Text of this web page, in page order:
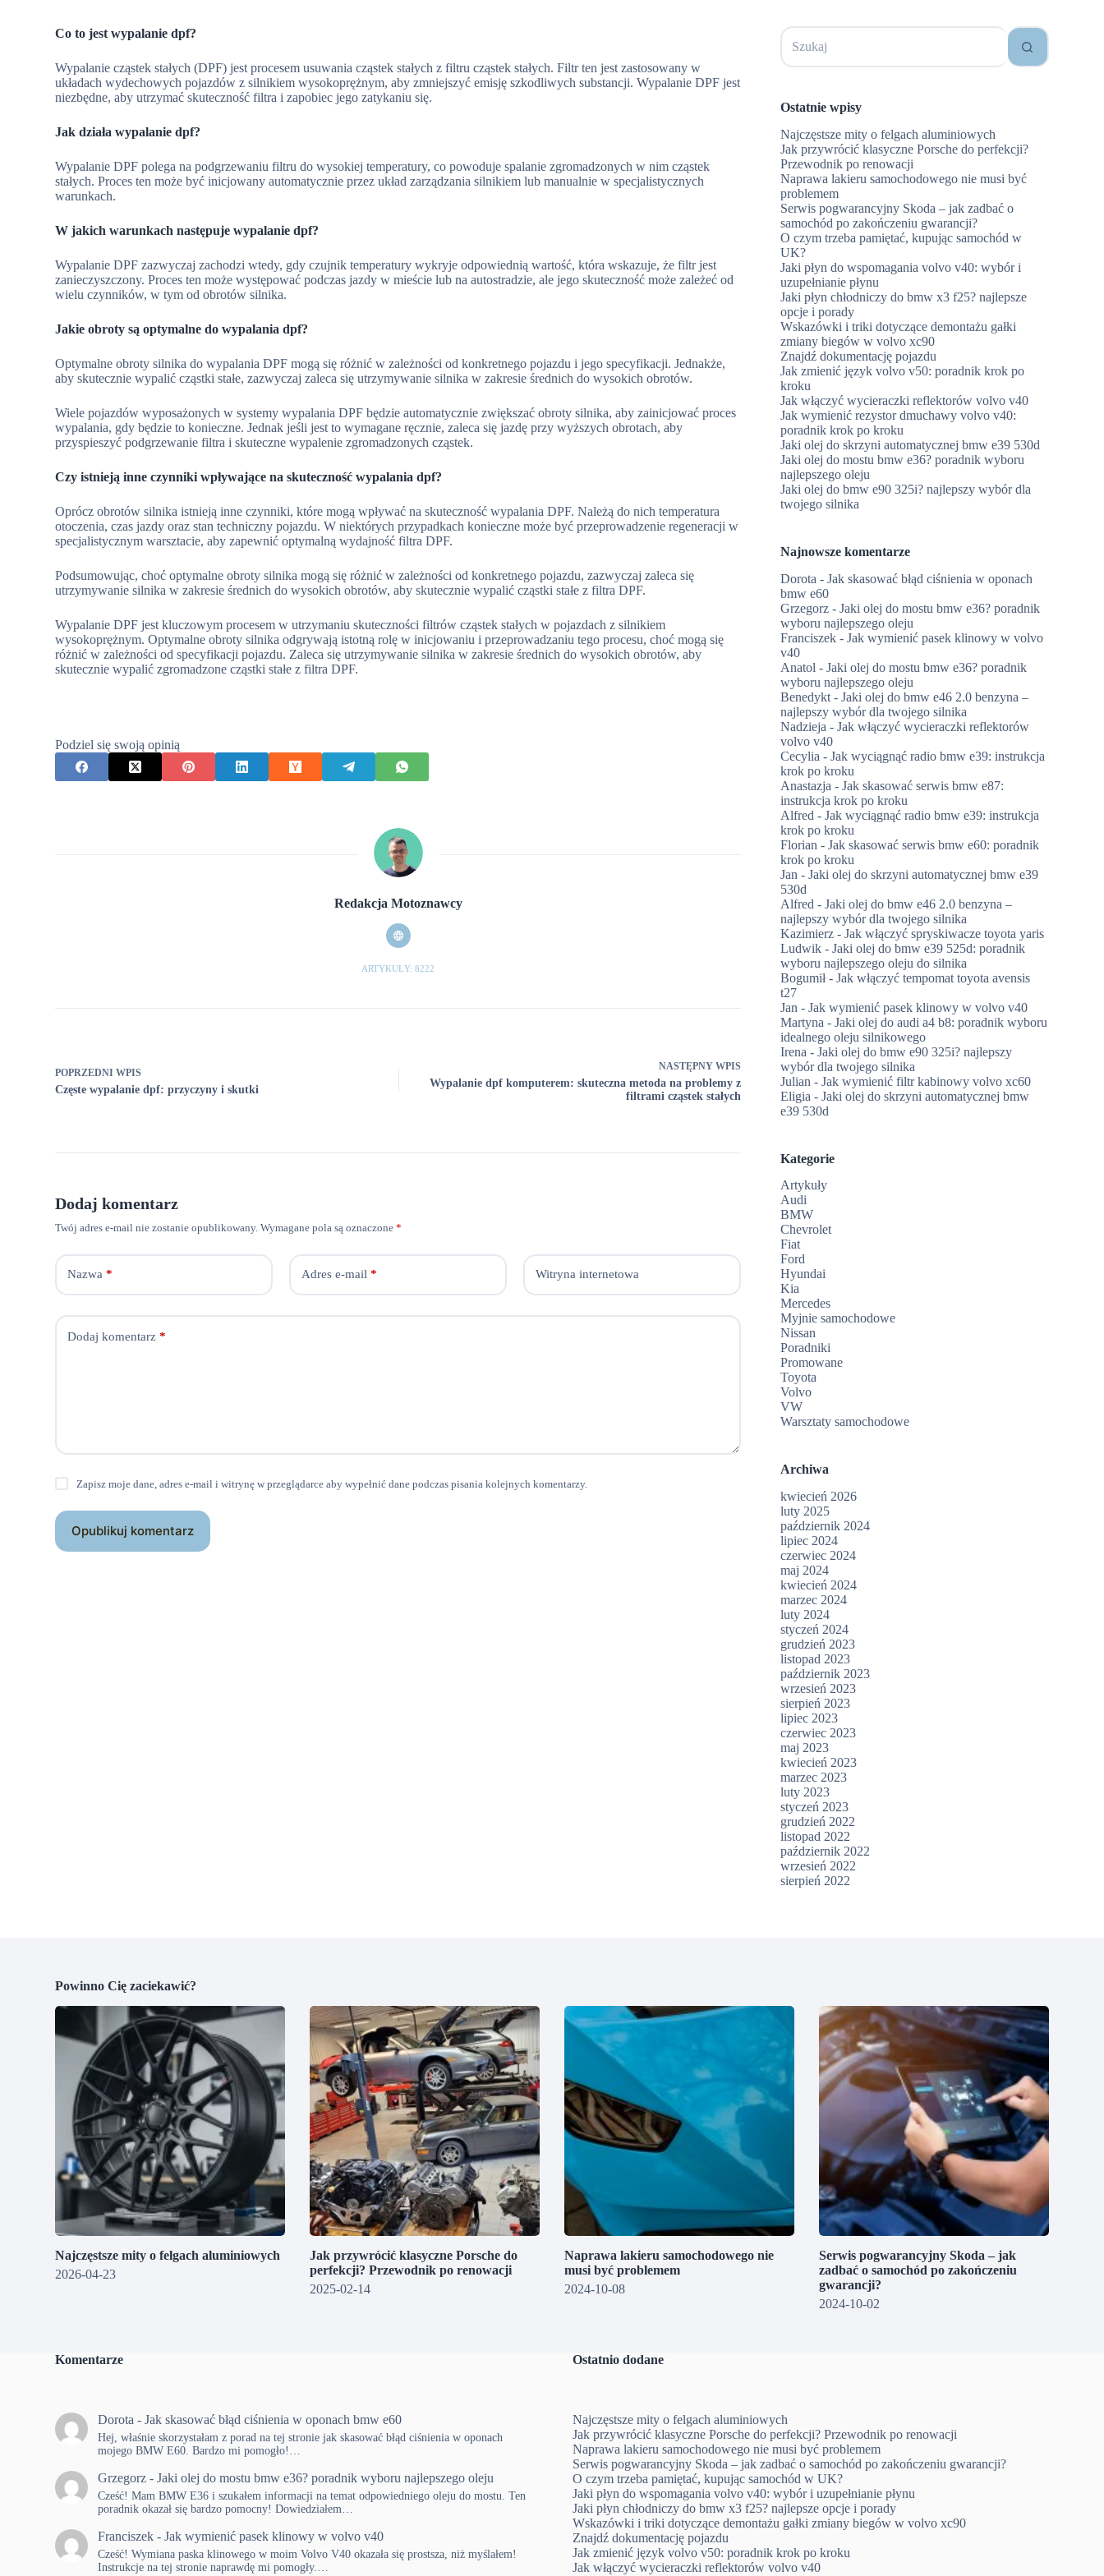
Co to jest wypalanie dpf?
Wypalanie cząstek stałych (DPF) jest procesem usuwania cząstek stałych z filtru cząstek stałych. Filtr ten jest zastosowany w
układach wydechowych pojazdów z silnikiem wysokoprężnym, aby zmniejszyć emisję szkodliwych substancji. Wypalanie DPF jest
niezbędne, aby utrzymać skuteczność filtra i zapobiec jego zatykaniu się.
Jak działa wypalanie dpf?
Wypalanie DPF polega na podgrzewaniu filtru do wysokiej temperatury, co powoduje spalanie zgromadzonych w nim cząstek
stałych. Proces ten może być inicjowany automatycznie przez układ zarządzania silnikiem lub manualnie w specjalistycznych
warunkach.
W jakich warunkach następuje wypalanie dpf?
Wypalanie DPF zazwyczaj zachodzi wtedy, gdy czujnik temperatury wykryje odpowiednią wartość, która wskazuje, że filtr jest
zanieczyszczony. Proces ten może występować podczas jazdy w mieście lub na autostradzie, ale jego skuteczność może zależeć od
wielu czynników, w tym od obrotów silnika.
Jakie obroty są optymalne do wypalania dpf?
Optymalne obroty silnika do wypalania DPF mogą się różnić w zależności od konkretnego pojazdu i jego specyfikacji. Jednakże,
aby skutecznie wypalić cząstki stałe, zazwyczaj zaleca się utrzymywanie silnika w zakresie średnich do wysokich obrotów.
Wiele pojazdów wyposażonych w systemy wypalania DPF będzie automatycznie zwiększać obroty silnika, aby zainicjować proces
wypalania, gdy będzie to konieczne. Jednak jeśli jest to wymagane ręcznie, zaleca się jazdę przy wyższych obrotach, aby
przyspieszyć podgrzewanie filtra i skuteczne wypalenie zgromadzonych cząstek.
Czy istnieją inne czynniki wpływające na skuteczność wypalania dpf?
Oprócz obrotów silnika istnieją inne czynniki, które mogą wpływać na skuteczność wypalania DPF. Należą do nich temperatura
otoczenia, czas jazdy oraz stan techniczny pojazdu. W niektórych przypadkach konieczne może być przeprowadzenie regeneracji w
specjalistycznym warsztacie, aby zapewnić optymalną wydajność filtra DPF.
Podsumowując, choć optymalne obroty silnika mogą się różnić w zależności od konkretnego pojazdu, zazwyczaj zaleca się
utrzymywanie silnika w zakresie średnich do wysokich obrotów, aby skutecznie wypalić cząstki stałe z filtra DPF.
Wypalanie DPF jest kluczowym procesem w utrzymaniu skuteczności filtrów cząstek stałych w pojazdach z silnikiem
wysokoprężnym. Optymalne obroty silnika odgrywają istotną rolę w inicjowaniu i przeprowadzaniu tego procesu, choć mogą się
różnić w zależności od specyfikacji pojazdu. Zaleca się utrzymywanie silnika w zakresie średnich do wysokich obrotów, aby
skutecznie wypalić zgromadzone cząstki stałe z filtra DPF.
Podziel się swoją opinią
Redakcja Motoznawcy
ARTYKUŁY: 8222
POPRZEDNIWPIS
Częste wypalanie dpf: przyczyny i skutki
NASTĘPNY WPIS
Wypalanie dpf komputerem: skuteczna metoda na problemy z
filtrami cząstek stałych
Dodaj komentarz
Twój adres e-mail nie zostanie opublikowany. Wymagane pola są oznaczone*
Nazwa * Adres e-mail * Witryna internetowa
Dodaj komentarz *
Zapisz moje dane, adres e-mail i witrynę w przeglądarce aby wypełnić dane podczas pisania kolejnych komentarzy.
Opublikuj komentarz
Brak
wyników
Ostatnie wpisy
Najczęstsze mity o felgach aluminiowych
Jak przywrócić klasyczne Porsche do perfekcji?
Przewodnik po renowacji
Naprawa lakieru samochodowego nie musi być
problemem
Serwis pogwarancyjny Skoda – jak zadbać o
samochód po zakończeniu gwarancji?
O czym trzeba pamiętać, kupując samochód w
UK?
Jaki płyn do wspomagania volvo v40: wybór i
uzupełnianie płynu
Jaki płyn chłodniczy do bmw x3 f25? najlepsze
opcje i porady
Wskazówki i triki dotyczące demontażu gałki
zmiany biegów w volvo xc90
Znajdź dokumentację pojazdu
Jak zmienić język volvo v50: poradnik krok po
kroku
Jak włączyć wycieraczki reflektorów volvo v40
Jak wymienić rezystor dmuchawy volvo v40:
poradnik krok po kroku
Jaki olej do skrzyni automatycznej bmw e39 530d
Jaki olej do mostu bmw e36? poradnik wyboru
najlepszego oleju
Jaki olej do bmw e90 325i? najlepszy wybór dla
twojego silnika
Najnowsze komentarze
Dorota -Jak skasować błąd ciśnienia w oponach
bmw e60
Grzegorz -Jaki olej do mostu bmw e36? poradnik
wyboru najlepszego oleju
Franciszek -Jak wymienić pasek klinowy w volvo
v40
Anatol -Jaki olej do mostu bmw e36? poradnik
wyboru najlepszego oleju
Benedykt -Jaki olej do bmw e46 2.0 benzyna –
najlepszy wybór dla twojego silnika
Nadzieja -Jak włączyć wycieraczki reflektorów
volvo v40
Cecylia -Jak wyciągnąć radio bmw e39: instrukcja
krok po kroku
Anastazja -Jak skasować serwis bmw e87:
instrukcja krok po kroku
Alfred -Jak wyciągnąć radio bmw e39: instrukcja
krok po kroku
Florian -Jak skasować serwis bmw e60: poradnik
krok po kroku
Jan -Jaki olej do skrzyni automatycznej bmw e39
530d
Alfred -Jaki olej do bmw e46 2.0 benzyna –
najlepszy wybór dla twojego silnika
Kazimierz -Jak włączyć spryskiwacze toyota yaris
Ludwik -Jaki olej do bmw e39 525d: poradnik
wyboru najlepszego oleju do silnika
Bogumił-Jak włączyć tempomat toyota avensis
t27
Jan -Jak wymienić pasek klinowy w volvo v40
Martyna -Jaki olej do audi a4 b8: poradnik wyboru
idealnego oleju silnikowego
Irena -Jaki olej do bmw e90 325i? najlepszy
wybór dla twojego silnika
Julian -Jak wymienić filtr kabinowy volvo xc60
Eligia -Jaki olej do skrzyni automatycznej bmw
e39 530d
Kategorie
Artykuły
Audi
BMW
Chevrolet
Fiat
Ford
Hyundai
Kia
Mercedes
Myjnie samochodowe
Nissan
Poradniki
Promowane
Toyota
Volvo
VW
Warsztaty samochodowe
Archiwa
kwiecień 2026
luty 2025
październik 2024
lipiec 2024
czerwiec 2024
maj 2024
kwiecień 2024
marzec 2024
luty 2024
styczeń 2024
grudzień 2023
listopad 2023
październik 2023
wrzesień 2023
sierpień 2023
lipiec 2023
czerwiec 2023
maj 2023
kwiecień 2023
marzec 2023
luty 2023
styczeń 2023
grudzień 2022
listopad 2022
październik 2022
wrzesień 2022
sierpień 2022
Powinno Cię zaciekawić?
Najczęstsze mity o felgach aluminiowych
2026-04-23
Jak przywrócić klasyczne Porsche do
perfekcji? Przewodnik po renowacji
2025-02-14
Naprawa lakieru samochodowego nie
musi być problemem
2024-10-08
Serwis pogwarancyjny Skoda – jak
zadbać o samochód po zakończeniu
gwarancji?
2024-10-02
Komentarze
Dorota -Jak skasować błąd ciśnienia w oponach bmw e60
Hej, właśnie skorzystałam z porad na tej stronie jak skasować błąd ciśnienia w oponach
mojego BMW E60. Bardzo mi pomogło!…
Grzegorz -Jaki olej do mostu bmw e36? poradnik wyboru najlepszego oleju
Cześć! Mam BMW E36 i szukałem informacji na temat odpowiedniego oleju do mostu. Ten
poradnik okazał się bardzo pomocny! Dowiedziałem…
Franciszek -Jak wymienić pasek klinowy w volvo v40
Cześć! Wymiana paska klinowego w moim Volvo V40 okazała się prostsza, niż myślałem!
Instrukcje na tej stronie naprawdę mi pomogły.…
Ostatnio dodane
Najczęstsze mity o felgach aluminiowych
Jak przywrócić klasyczne Porsche do perfekcji? Przewodnik po renowacji
Naprawa lakieru samochodowego nie musi być problemem
Serwis pogwarancyjny Skoda – jak zadbać o samochód po zakończeniu gwarancji?
O czym trzeba pamiętać, kupując samochód w UK?
Jaki płyn do wspomagania volvo v40: wybór i uzupełnianie płynu
Jaki płyn chłodniczy do bmw x3 f25? najlepsze opcje i porady
Wskazówki i triki dotyczące demontażu gałki zmiany biegów w volvo xc90
Znajdź dokumentację pojazdu
Jak zmienić język volvo v50: poradnik krok po kroku
Jak włączyć wycieraczki reflektorów volvo v40